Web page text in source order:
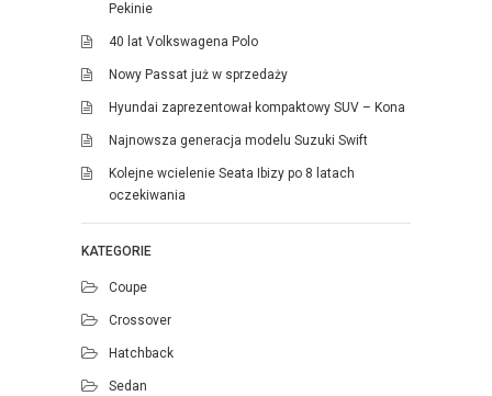
Pekinie
40 lat Volkswagena Polo
Nowy Passat już w sprzedaży
Hyundai zaprezentował kompaktowy SUV – Kona
Najnowsza generacja modelu Suzuki Swift
Kolejne wcielenie Seata Ibizy po 8 latach
oczekiwania
KATEGORIE
Coupe
Crossover
Hatchback
Sedan